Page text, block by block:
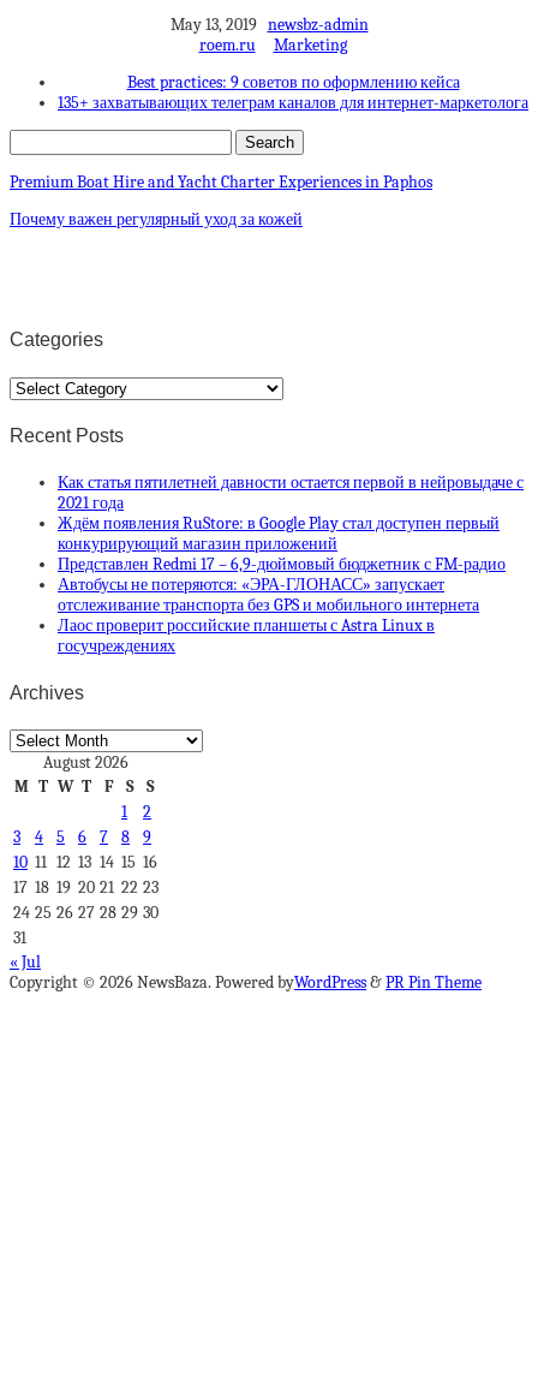
May 13, 2019 newsbz-admin
roem.ru
Marketing
Best practices: 9 советов по оформлению кейса
135+ захватывающих телеграм каналов для интернет-маркетолога
Premium Boat Hire and Yacht Charter Experiences in Paphos
Почему важен регулярный уход за кожей
Categories
Categories
Recent Posts
Как статья пятилетней давности остается первой в нейровыдаче с
2021 года
Ждём появления RuStore: в Google Play стал доступен первый
конкурирующий магазин приложений
Представлен Redmi 17 – 6,9-дюймовый бюджетник с FM-радио
Автобусы не потеряются: «ЭРА-ГЛОНАСС» запускает
отслеживание транспорта без GPS и мобильного интернета
Лаос проверит российские планшеты с Astra Linux в
госучреждениях
Archives
Archives
August 2026
M T W T F S
S
1
2
3
4 5 6 7 8
9
10 11 12 13 14 15 16
17 18 19 20 21 22 23
24 25 26 27 28 29 30
31
« Jul
Copyright © 2026 NewsBaza. Powered byWordPress&PR Pin Theme